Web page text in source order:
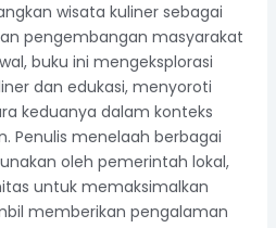
wisata kuliner sebagai
pengembangan masyarakat
buku ini mengeksplorasi
dan edukasi, menyoroti
keduanya dalam konteks
Penulis menelaah berbagai
oleh pemerintah lokal,
untuk memaksimalkan
memberikan pengalaman